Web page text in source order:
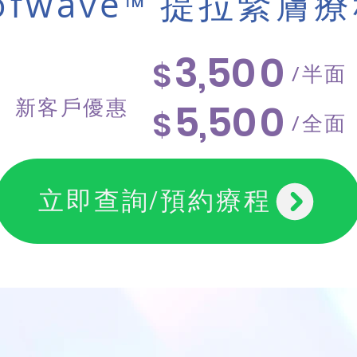
​新客戶優惠
$3,500 ​/半面
$5,500 ​/全面
立即查詢/預約療程